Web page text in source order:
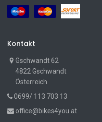
Kontakt
Gschwandt 62
4822 Gschwandt
Österreich
0699/ 113 703 13
office@bikes4you.at